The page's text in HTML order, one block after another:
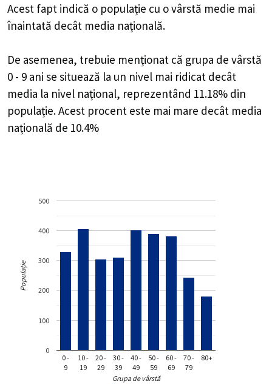
Acest fapt indică o populație cu o vârstă medie mai
înaintată decât media națională.
De asemenea, trebuie menționat că grupa de vârstă
0 - 9 ani se situează la un nivel mai ridicat decât
media la nivel național, reprezentând 11.18% din
populație. Acest procent este mai mare decât media
națională de 10.4%
0 -
9
10 -
19
20 -
29
30 -
39
40 -
49
50 -
59
60 -
69
70 -
79
80+
0
100
200
300
400
500
Grupa de vârstă
Populație